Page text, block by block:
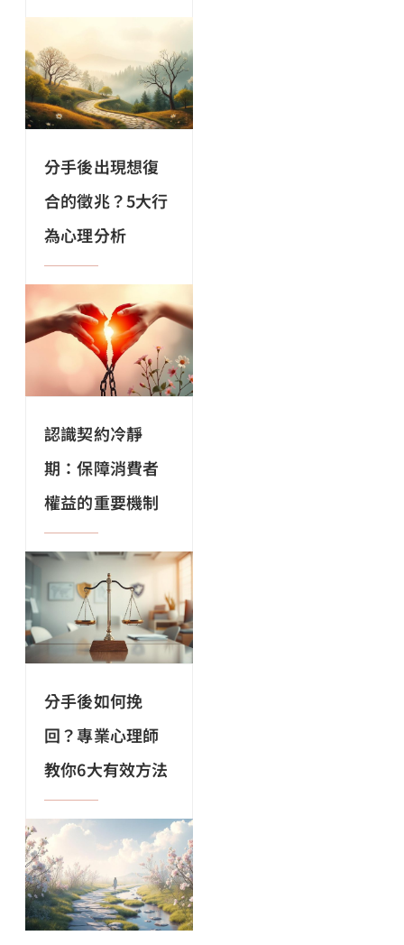
分手後出現想復
合的徵兆？5大行
為心理分析
認識契約冷靜
期：保障消費者
權益的重要機制
分手後如何挽
回？專業心理師
教你6大有效方法